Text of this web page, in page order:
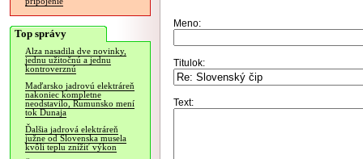
Top správy
Alza nasadila dve novinky,
jednu užitočnú a jednu
kontroverznú
Maďarsko jadrovú elektráreň
nakoniec kompletne
neodstavilo, Rumunsko mení
tok Dunaja
Ďalšia jadrová elektráreň
južne od Slovenska musela
kvôli teplu znížiť výkon
Meno:
Titulok:
Text: